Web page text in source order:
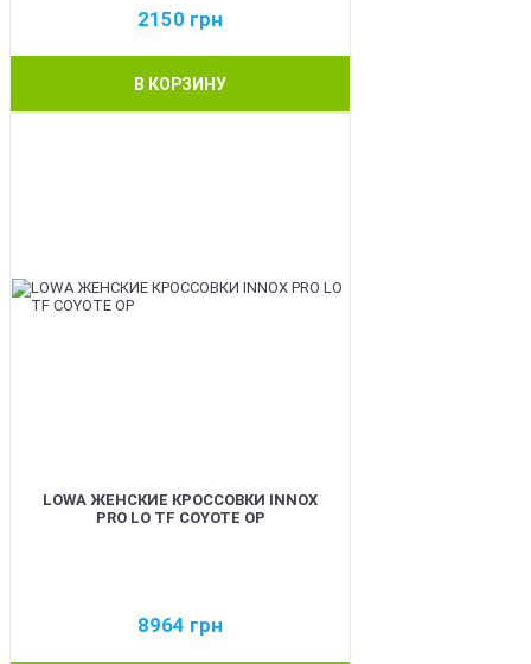
2150 грн
В КОРЗИНУ
LOWA ЖЕНСКИЕ КРОССОВКИ INNOX
PRO LO TF COYOTE OP
8964 грн